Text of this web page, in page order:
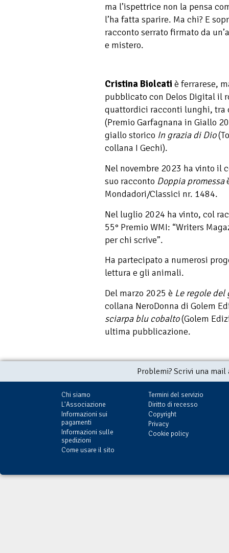
ma l’ispettrice non la pensa
l’ha fatta sparire. Ma chi? E
racconto serrato firmato da
e mistero.
Cristina Biolcati è ferrarese,
pubblicato con Delos Digital il
quattordici racconti lunghi,
(Premio Garfagnana in Giallo
giallo storico In grazia di Dio
collana I Gechi).
Nel novembre 2023 ha vinto il
suo racconto Doppia promessa
Mondadori/Classici nr. 1484.
Nel luglio 2024 ha vinto, col
55° Premio WMI: “Writers
per chi scrive”.
Ha partecipato a numerosi
lettura e gli animali.
Del marzo 2025 è Le regole del
collana NeroDonna di Golem
sciarpa blu cobalto(Golem
ultima pubblicazione.
Problemi? Scrivi una
Chi siamo
L'Associazione
Informazioni sui
pagamenti
Informazioni sulle
spedizioni
Come usare il sito
Termini del servizio
Diritto di recesso
Copyright
Privacy
Cookie policy